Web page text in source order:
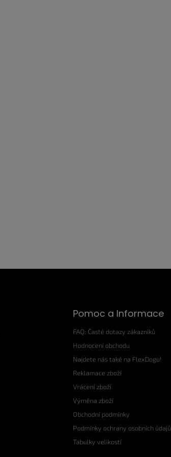
Pomoc a Informace
FAQ: Časté dotazy zákazníků
Hodnocení obchodu
Najdete nás také na FlexDogu!
Reklamace zboží
Vrácení zboží
Výměna zboží
Obchodní podmínky
Podmínky ochrany osobních údajů
Tabulky velikostí